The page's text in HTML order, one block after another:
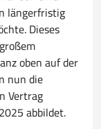
längerfristig
Dieses
oben auf der
nun die
Vertrag
abbildet.